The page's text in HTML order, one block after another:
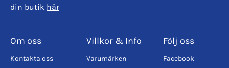
din butik här
Om oss
Kontakta oss
Villkor & Info
Varumärken
Följ oss
Facebook